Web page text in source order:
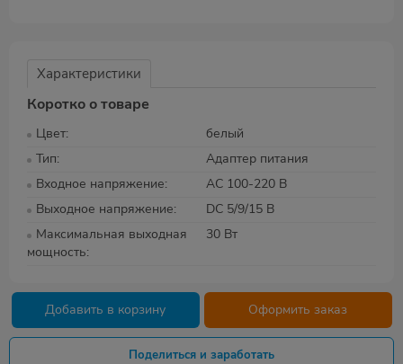
Характеристики
Коротко о товаре
Цвет
белый
Тип
Адаптер питания
Входное напряжение
AC 100-220 В
Выходное напряжение
DC 5/9/15 В
Максимальная выходная
мощность
30 Вт
Добавить в корзину Оформить заказ
Поделиться и заработать